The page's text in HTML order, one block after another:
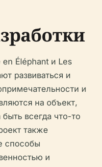
Éléphant и Les
развиваться и
и
на объект,
всегда что-то
также
способы
и